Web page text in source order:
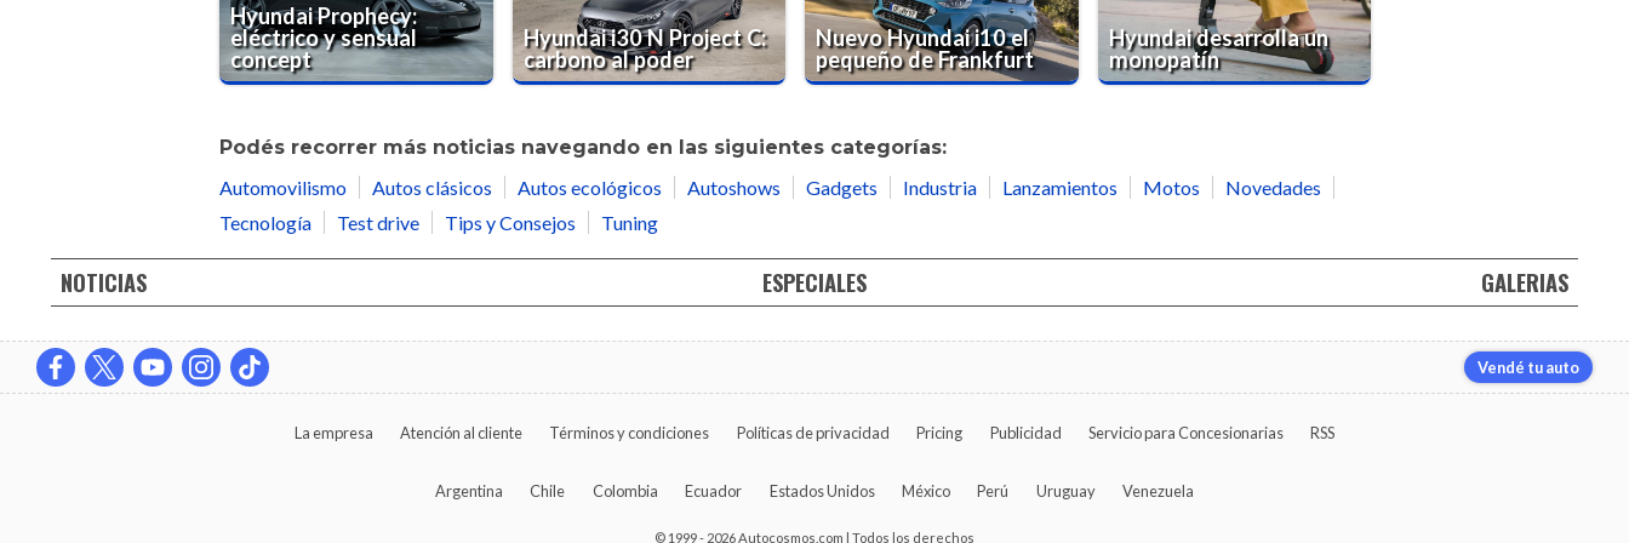
Hyundai Prophecy:
eléctrico y sensual
concept
Hyundai i30 N Project C:
carbono al poder
Nuevo Hyundai i10 el
pequeño de Frankfurt
Hyundai desarrolla un
monopatín
Podés recorrer más noticias navegando en las siguientes categorías:
Automovilismo
Autos clásicos Autos ecológicos Autoshows Gadgets Industria Lanzamientos Motos
Novedades
Tecnología
Test drive Tips y Consejos Tuning
NOTICIAS ESPECIALES GALERIAS
Vendé tu auto
La empresa Atención al cliente Términos y condiciones Políticas de privacidad Pricing Publicidad Servicio para Concesionarias RSS
Argentina Chile Colombia Ecuador Estados Unidos México Perú Uruguay Venezuela
© 1999 - 2026 Autocosmos.com | Todos los derechos